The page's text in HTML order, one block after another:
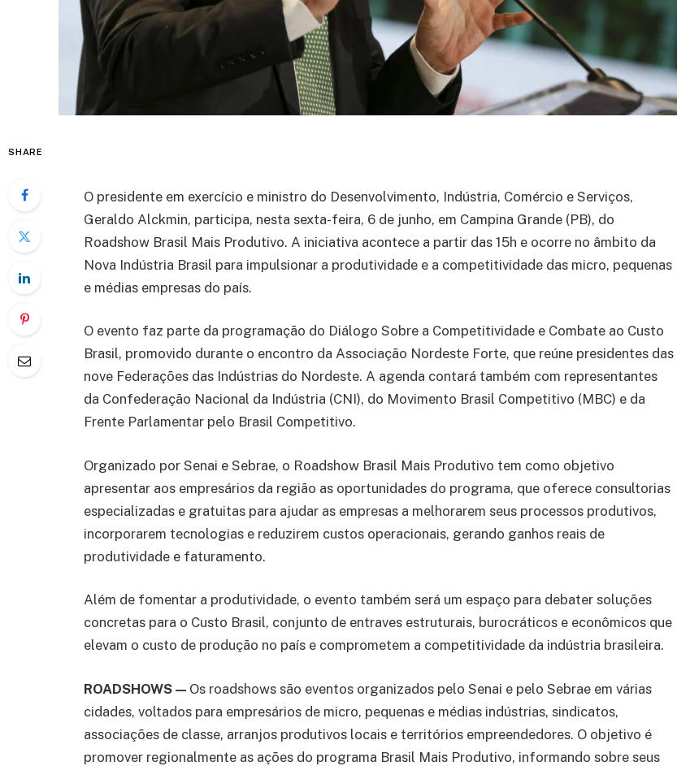
SHARE
O presidente em exercício e ministro do Desenvolvimento, Indústria, Comércio e Serviços,
Geraldo Alckmin, participa, nesta sexta-feira, 6 de junho, em Campina Grande (PB), do
Roadshow Brasil Mais Produtivo. A iniciativa acontece a partir das 15h e ocorre no âmbito da
Nova Indústria Brasil para impulsionar a produtividade e a competitividade das micro, pequenas
e médias empresas do país.
O evento faz parte da programação do Diálogo Sobre a Competitividade e Combate ao Custo
Brasil, promovido durante o encontro da Associação Nordeste Forte, que reúne presidentes das
nove Federações das Indústrias do Nordeste. A agenda contará também com representantes
da Confederação Nacional da Indústria (CNI), do Movimento Brasil Competitivo (MBC) e da
Frente Parlamentar pelo Brasil Competitivo.
Organizado por Senai e Sebrae, o Roadshow Brasil Mais Produtivo tem como objetivo
apresentar aos empresários da região as oportunidades do programa, que oferece consultorias
especializadas e gratuitas para ajudar as empresas a melhorarem seus processos produtivos,
incorporarem tecnologias e reduzirem custos operacionais, gerando ganhos reais de
produtividade e faturamento.
Além de fomentar a produtividade, o evento também será um espaço para debater soluções
concretas para o Custo Brasil, conjunto de entraves estruturais, burocráticos e econômicos que
elevam o custo de produção no país e comprometem a competitividade da indústria brasileira.
ROADSHOWS — Os roadshows são eventos organizados pelo Senai e pelo Sebrae em várias
cidades, voltados para empresários de micro, pequenas e médias indústrias, sindicatos,
associações de classe, arranjos produtivos locais e territórios empreendedores. O objetivo é
promover regionalmente as ações do programa Brasil Mais Produtivo, informando sobre seus